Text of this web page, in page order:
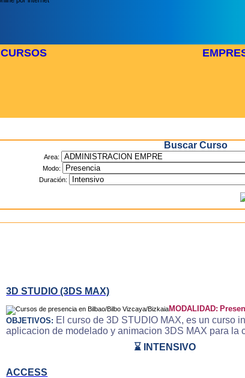
CURSOS
Buscar Curso
Area:
Modo:
Duración:
3D STUDIO (3DS MAX)
MODALIDAD:
OBJETIVOS: El curso de 3D STUDIO MAX, es un curso
aplicacion de modelado y animacion 3DS MAX para
⌛ INTENSIVO
ACCESS